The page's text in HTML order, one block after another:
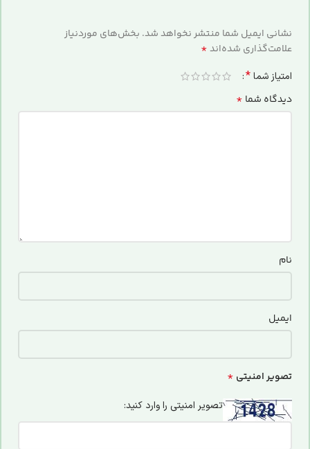
نشانی ایمیل شما منتشر نخواهد شد. بخش‌های موردنیاز
علامت‌گذاری شده‌اند*
امتیاز شما*
دیدگاه شما *
نام
ایمیل
تصویر امنیتی *
تصویر امنیتی را وارد کنید: